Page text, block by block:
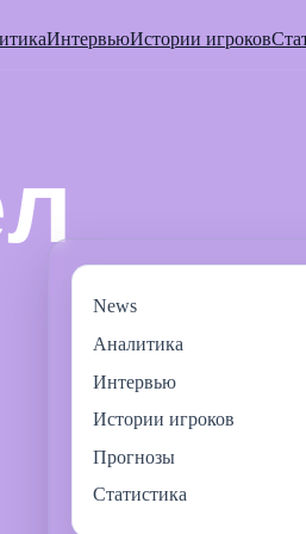
ИнтервьюИстории игроков
News
Аналитика
Интервью
Истории игроков
Прогнозы
Статистика